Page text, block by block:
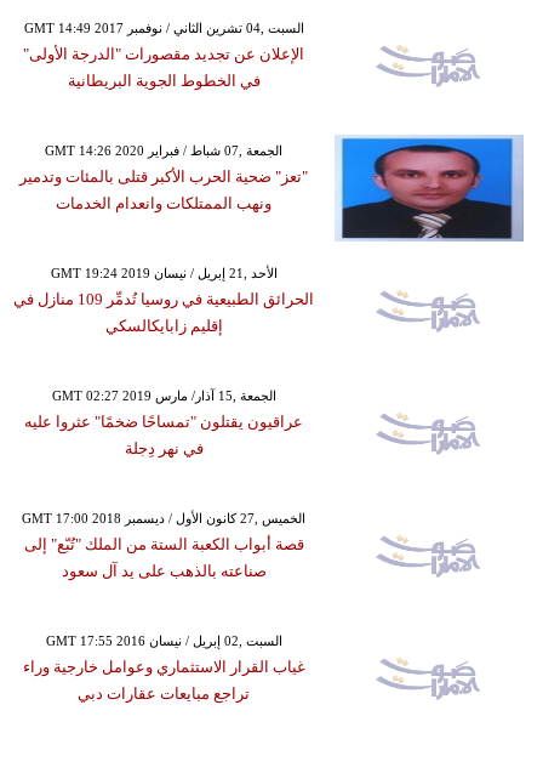
GMT 14:49 2017 السبت ,04 تشرين الثاني / نوفمبر
الإعلان عن تجديد مقصورات "الدرجة الأولى"
في الخطوط الجوية البريطانية
GMT 14:26 2020 الجمعة ,07 شباط / فبراير
"تعز" ضحية الحرب الأكبر قتلى بالمئات وتدمير
ونهب الممتلكات وانعدام الخدمات
GMT 19:24 2019 الأحد ,21 إبريل / نيسان
الحرائق الطبيعية في روسيا تُدمِّر 109 منازل في
إقليم زابايكالسكي
GMT 02:27 2019 الجمعة ,15 آذار/ مارس
عراقيون يقتلون "تمساحًا ضخمًا" عثروا عليه
في نهر دِجلة
GMT 17:00 2018 الخميس ,27 كانون الأول / ديسمبر
قصة أبواب الكعبة الستة من الملك "تُبّع" إلى
صناعته بالذهب على يد آل سعود
GMT 17:55 2016 السبت ,02 إبريل / نيسان
غياب القرار الاستثماري وعوامل خارجية وراء
تراجع مبايعات عقارات دبي